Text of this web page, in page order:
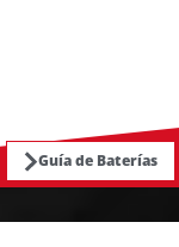
Guía de Baterías